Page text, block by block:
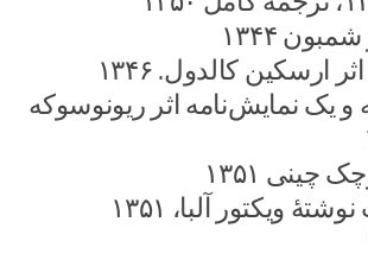
ارسکین کالدول. ۱۳۴۶
یک‌ نمایش‌نامه اثر ریونوسوکه
چینی ۱۳۵۱
ویکتور آلبا، ۱۳۵۱